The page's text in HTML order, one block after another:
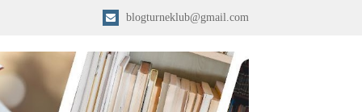
blogturneklub@gmail.com